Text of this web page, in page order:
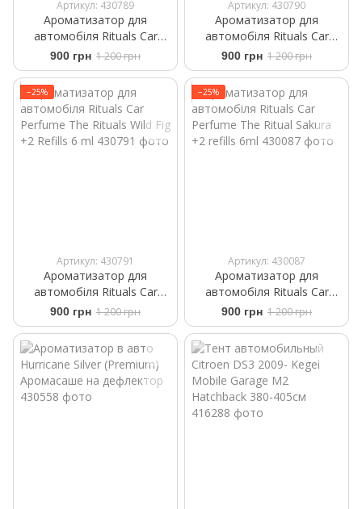
Артикул: 430789
Ароматизатор для
автомобіля Rituals ​Car
Perfume The Rituals of
Mehr +2 Refills 6 ml
900 грн 1 200 грн
Артикул: 430790
Ароматизатор для
автомобіля Rituals ​Car
Perfume ​White Basil Private
Collection +2 Refills 6 g
900 грн 1 200 грн
−25%
Артикул: 430791
Ароматизатор для
автомобіля Rituals ​Car
Perfume The Rituals Wild Fig
+2 Refills 6 ml
900 грн 1 200 грн
−25%
Артикул: 430087
Ароматизатор для
автомобіля Rituals ​Car
Perfume The Ritual Sakura
+2 refills 6ml
900 грн 1 200 грн